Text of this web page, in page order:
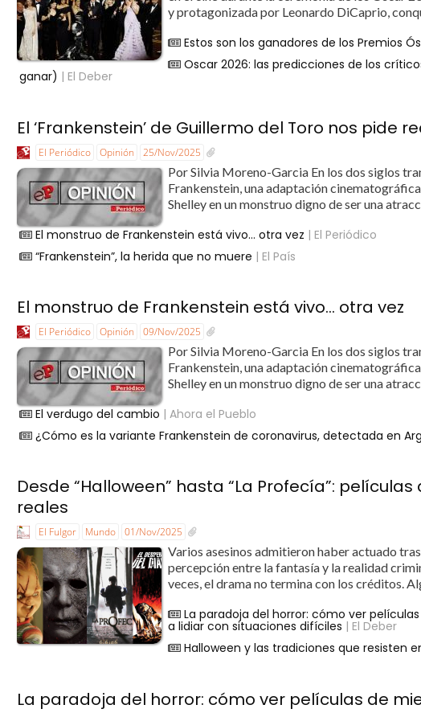
y protagonizada por Leonardo DiCaprio,
Estos son los ganadores de los Premios
Oscar 2026: las predicciones de los
ganar) | El Deber
El ‘Frankenstein’ de Guillermo del Toro nos pide
El Periódico Opinión 25/Nov/2025
Por Silvia Moreno-Garcia En los dos siglos
Frankenstein, una adaptación
Shelley en un monstruo digno de ser una
El monstruo de Frankenstein está vivo… otra vez | El Periódico
“Frankenstein”, la herida que no muere | El País
El monstruo de Frankenstein está vivo… otra vez
El Periódico Opinión 09/Nov/2025
Por Silvia Moreno-Garcia En los dos siglos
Frankenstein, una adaptación
Shelley en un monstruo digno de ser una
El verdugo del cambio | Ahora el Pueblo
¿Cómo es la variante Frankenstein de coronavirus, detectada en
Desde “Halloween” hasta “La Profecía”:
reales
El Fulgor Mundo 01/Nov/2025
Varios asesinos admitieron haber actuado
percepción entre la fantasía y la realidad
veces, el drama no termina con los créditos.
La paradoja del horror: cómo ver
a lidiar con situaciones difíciles | El Deber
Halloween y las tradiciones que resisten
La paradoja del horror: cómo ver películas de